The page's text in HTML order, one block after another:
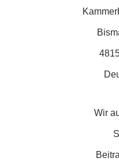
Wir